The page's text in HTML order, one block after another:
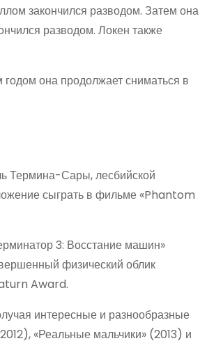
закончился разводом. Затем она
разводом. Локен также
она продолжает сниматься в
Термина-Сары, лесбийской
сыграть в фильме «Phantom
3: Восстание машин»
физический облик
Award.
интересные и разнообразные
«Реальные мальчики» (2013) и